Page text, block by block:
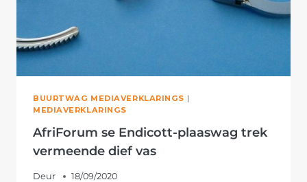
BUURTWAG MEDIAVERKLARINGS |
MEDIAVERKLARINGS
AfriForum se Endicott-plaaswag trek
vermeende dief vas
Deur 18/09/2020